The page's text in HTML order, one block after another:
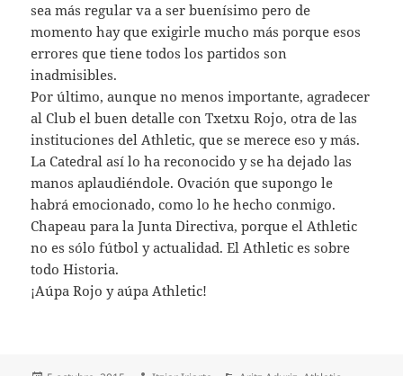
sea más regular va a ser buenísimo pero de
momento hay que exigirle mucho más porque esos
errores que tiene todos los partidos son
inadmisibles.
Por último, aunque no menos importante, agradecer
al Club el buen detalle con Txetxu Rojo, otra de las
instituciones del Athletic, que se merece eso y más.
La Catedral así lo ha reconocido y se ha dejado las
manos aplaudiéndole. Ovación que supongo le
habrá emocionado, como lo he hecho conmigo.
Chapeau para la Junta Directiva, porque el Athletic
no es sólo fútbol y actualidad. El Athletic es sobre
todo Historia.
¡Aúpa Rojo y aúpa Athletic!